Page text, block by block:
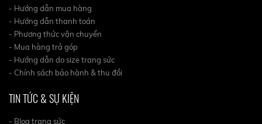
- Hướng dẫn mua hàng
- Hướng dẫn thanh toán
- Phương thức vận chuyển
- Mua hàng trả góp
- Hướng dẫn do size trang sức
- Chính sách bảo hành & thu đổi
TIN TỨC & SỰ KIỆN
- Blog trang sức